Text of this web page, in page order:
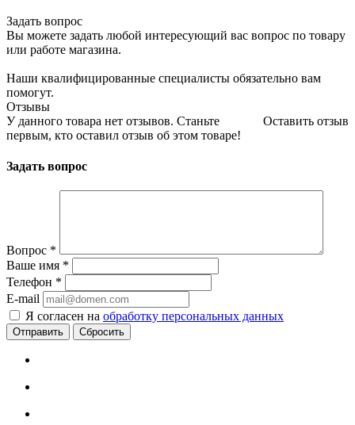
Задать вопрос
Вы можете задать любой интересующий вас вопрос по товару
или работе магазина.
Наши квалифицированные специалисты обязательно вам
помогут.
Отзывы
Оставить отзыв
У данного товара нет отзывов. Станьте
первым, кто оставил отзыв об этом товаре!
Задать вопрос
Вопрос *
Ваше имя *
Телефон *
E-mail
Я согласен на обработку персональных данных
Сбросить